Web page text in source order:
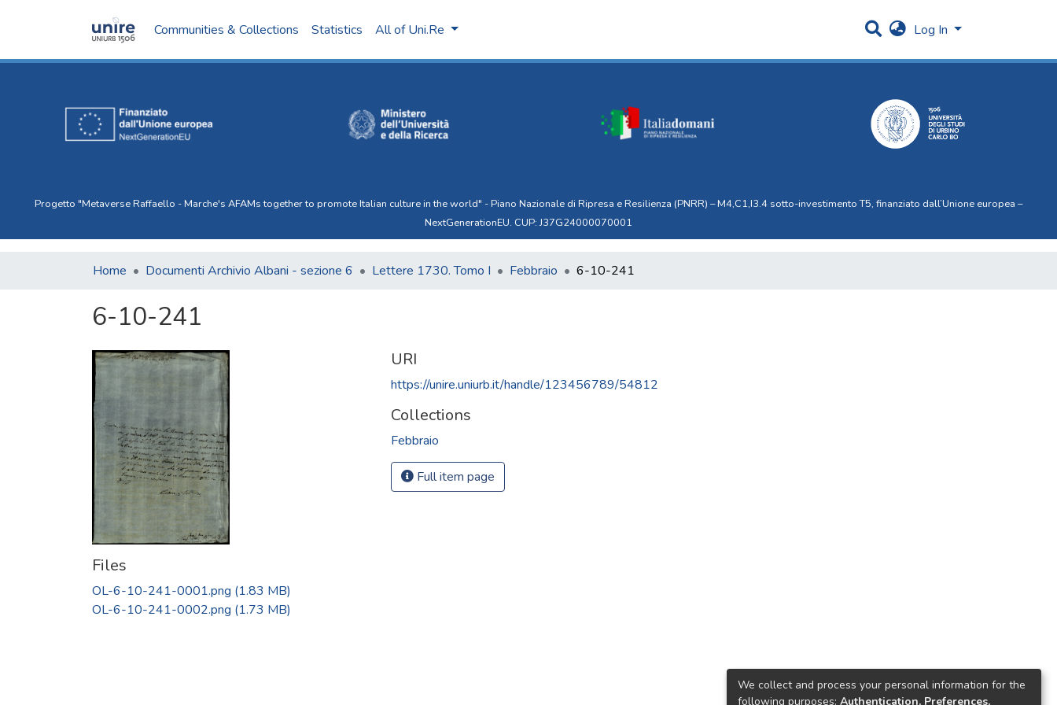
Communities & Collections Statistics All of Uni.Re Log In
Progetto "Metaverse Raffaello - Marche's AFAMs together to promote Italian culture in the world" - Piano Nazionale di Ripresa e Resilienza (PNRR) – M4,C1,I3.4 sotto-investimento T5, finanziato dall’Unione europea –
NextGenerationEU. CUP: J37G24000070001
Home Documenti Archivio Albani - sezione 6 Lettere 1730. Tomo I Febbraio 6-10-241
6-10-241
Files
OL-6-10-241-0001.png (1.83 MB)
OL-6-10-241-0002.png (1.73 MB)
URI
https://unire.uniurb.it/handle/123456789/54812
Collections
Febbraio
Full item page
We collect and process your personal information for the
following purposes: Authentication, Preferences,